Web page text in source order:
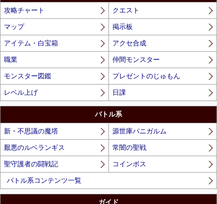
攻略チャート クエスト
マップ 掲示板
アイテム・白宝箱 アクセ合成
職業 仲間モンスター
モンスター図鑑 プレゼントのじゅもん
レベル上げ 日課
バトル系
新・不思議の魔塔 源世庫パニガルム
厭悪のルベランギス 常闇の聖戦
聖守護者の闘戦記 コインボス
バトル系コンテンツ一覧
ガイド